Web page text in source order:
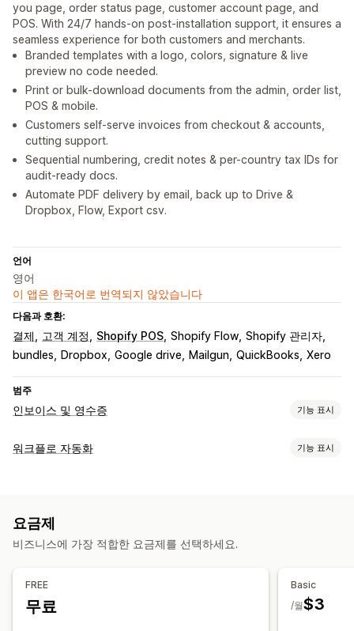
you page, order status page, customer account page, and
POS. With 24/7 hands-on post-installation support, it ensures a
seamless experience for both customers and merchants.
Branded templates with a logo, colors, signature & live
preview no code needed.
Print or bulk-download documents from the admin, order list,
POS & mobile.
Customers self-serve invoices from checkout & accounts,
cutting support.
Sequential numbering, credit notes & per-country tax IDs for
audit-ready docs.
Automate PDF delivery by email, back up to Drive &
Dropbox, Flow, Export csv.
언어
영어
이 앱은 한국어로 번역되지 않았습니다
다음과 호환:
결제 고객 계정 Shopify POS Shopify Flow Shopify 관리자
bundles
Dropbox Google drive Mailgun QuickBooks Xero
범주
인보이스 및 영수증 기능 표시
문서 유형
맞춤 설정
색상 및 글꼴
브랜딩 필드 인보이스 번호 발신자 이메일
파일 관리
대량 다운로드
PDF 생성
워크플로 자동화 기능 표시
맞춤 설정
요금제
비즈니스에 가장 적합한 요금제를 선택하세요.
FREE
무료
Basic
$3
/월